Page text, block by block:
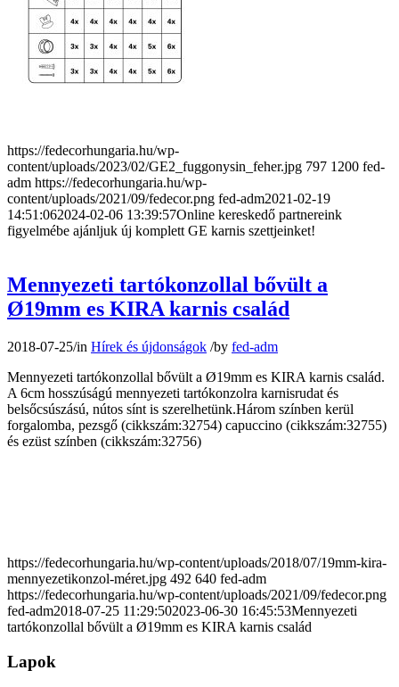
https://fedecorhungaria.hu/wp-
content/uploads/2023/02/GE2_fuggonysin_feher.jpg 797 1200 fed-
adm https://fedecorhungaria.hu/wp-
content/uploads/2021/09/fedecor.png fed-adm2021-02-19
14:51:062024-02-06 13:39:57Online kereskedő partnereink
figyelmébe ajánljuk új komplett GE karnis szettjeinket!
Mennyezeti tartókonzollal bővült a
Ø19mm es KIRA karnis család
2018-07-25/in Hírek és újdonságok /by fed-adm
Mennyezeti tartókonzollal bővült a Ø19mm es KIRA karnis család.
A 6cm hosszúságú mennyezeti tartókonzolra karnisrudat és
belsőcsúszású, nútos sínt is szerelhetünk.Három színben kerül
forgalomba, pezsgő (cikkszám:32754) capuccino (cikkszám:32755)
és ezüst színben (cikkszám:32756)
https://fedecorhungaria.hu/wp-content/uploads/2018/07/19mm-kira-
mennyezetikonzol-méret.jpg 492 640 fed-adm
https://fedecorhungaria.hu/wp-content/uploads/2021/09/fedecor.png
fed-adm2018-07-25 11:29:502023-06-30 16:45:53Mennyezeti
tartókonzollal bővült a Ø19mm es KIRA karnis család
Lapok